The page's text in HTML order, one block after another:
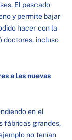
El pescado
y permite bajar
hacer con la
doctores, incluso
a las nuevas
en el
fábricas grandes,
no tenían